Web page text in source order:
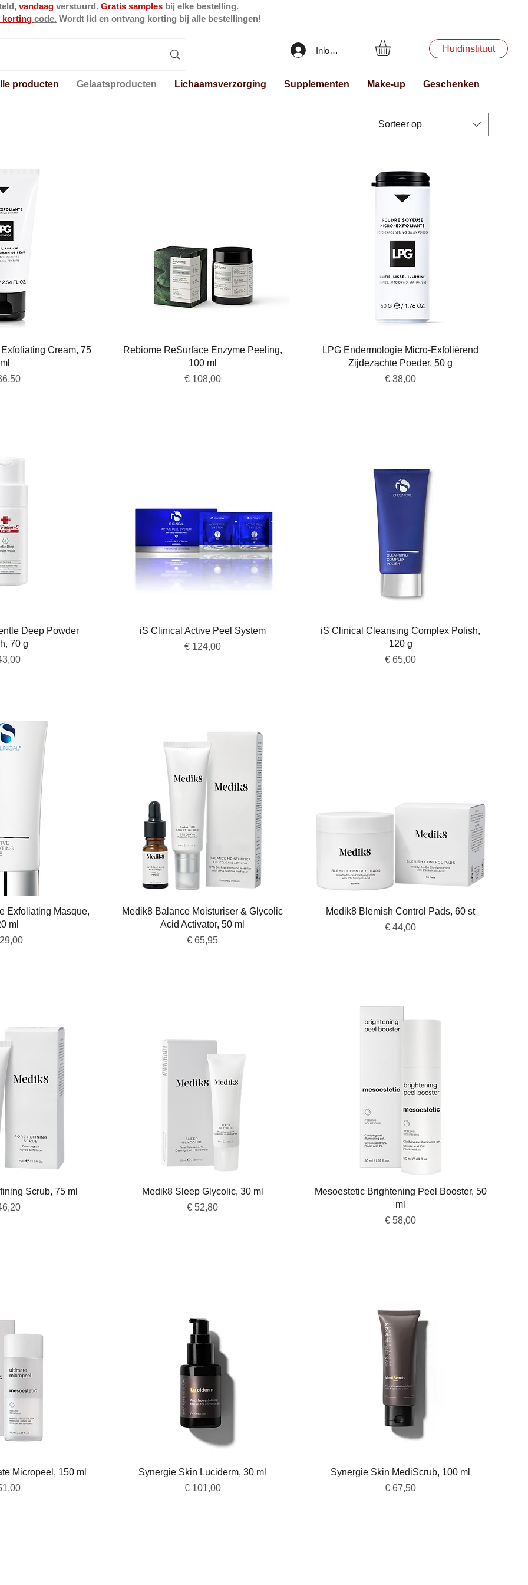
vandaag verstuurd.Gratis samples bij elke bestelling.
kortingcode. Wordt lid en ontvang korting bij alle bestellingen!
Huidinstituut
Inloggen
producten Gelaatsproducten Lichaamsverzorging Supplementen Make-up Geschenken
Sorteer op
Cream, 75
ml
Snel overzicht
Rebiome ReSurface Enzyme Peeling,
100 ml
Prijs
€ 108,00
Snel overzicht
LPG Endermologie Micro-Exfoliërend
Zijdezachte Poeder, 50 g
Prijs
€ 38,00
Deep Powder
70 g
Snel overzicht
iS Clinical Active Peel System
Prijs
€ 124,00
Snel overzicht
iS Clinical Cleansing Complex Polish,
120 g
Prijs
€ 65,00
Exfoliating Masque,
ml
Snel overzicht
Medik8 Balance Moisturiser & Glycolic
Acid Activator, 50 ml
Prijs
€ 65,95
Snel overzicht
Medik8 Blemish Control Pads, 60 st
Prijs
€ 44,00
Scrub, 75 ml
Snel overzicht
Medik8 Sleep Glycolic, 30 ml
Prijs
€ 52,80
Snel overzicht
Mesoestetic Brightening Peel Booster, 50
ml
Prijs
€ 58,00
Micropeel, 150 ml
Snel overzicht
Synergie Skin Luciderm, 30 ml
Prijs
€ 101,00
Snel overzicht
Synergie Skin MediScrub, 100 ml
Prijs
€ 67,50